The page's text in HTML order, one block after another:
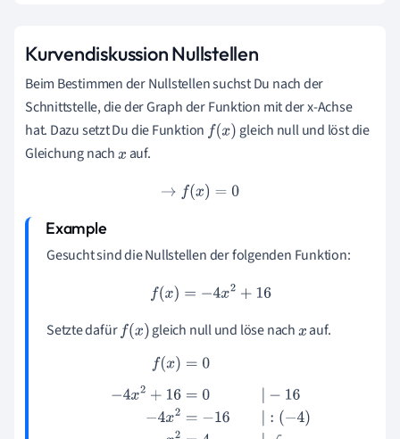
Kurvendiskussion Nullstellen
Beim Bestimmen der Nullstellen suchst Du nach der
Schnittstelle, die der Graph der Funktion mit der x-Achse
hat. Dazu setzt Du die Funktion f(x)
gleich null und löst die
Gleichung nachx auf.
→f(x)= 0
Gesucht sind die Nullstellen der folgenden Funktion:
f( x)= −4x2+16
Setzte dafürf(x) gleich null und löse nachx auf.
0|−16 −4x 2=